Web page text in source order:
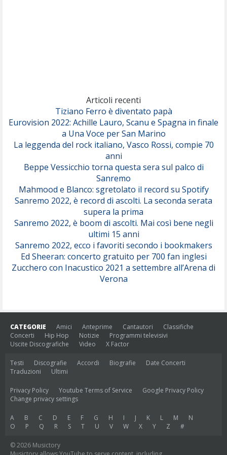
Serenamente
Articoli recenti
Tiziano Ferro è diventato papà
Eurovision 2022: Achille Lauro, Scanu e Spagna in finale
a Una Voce per San Marino
La leggenda del rock italiano, Vasco Rossi, compie 70
anni
Beppe Vessicchio torna questa sera sul palco di
Sanremo
Mahmood e Blanco: sgretolato il record su Spotify
Sanremo 2022, è record di ascolti. La seconda serata
supera la prima
Sanremo 2022, è boom di ascolti. Mai così bene negli
ultimi 15 anni
Sanremo 2022, ecco i favoriti secondo i bookmakers
Ed Sheeran: concerto gratuito per 700 fan inglesi
Zucchero con Inacustico 2021 a settembre all’Arena di
Verona
CATEGORIE Amici Anteprime Cantautori
Classifiche
Concerti
Hip Hop Notizie
Programmi televisivi
Uscite Discografiche
Video X Factor
Testi Discografie Accordi Biografie
Date Concerti
Traduzioni
Ultimi
Privacy Policy Youtube Terms of Service
Google Privacy Policy
Change privacy settings
A B C D E F G H I J K L M
N
O
P Q R S T U V W X Y Z #
© 2026 Musictory